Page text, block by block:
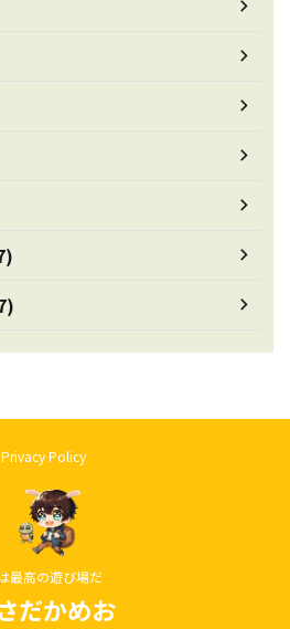
Privacy Policy
最高の遊び場だ
だかめお